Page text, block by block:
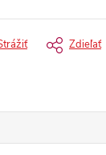
Zdieľať